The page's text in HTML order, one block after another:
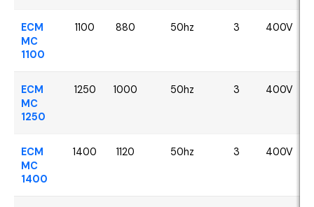
ECM
MC
1100
1100 880 50hz 3 400V
ECM
MC
1250
1250 1000 50hz 3 400V
ECM
MC
1400
1400 1120 50hz 3 400V